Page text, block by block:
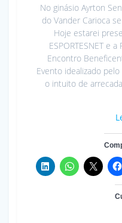
No ginásio Ayrton
do Vander Carioca
Hoje estarei
ESPORTESNET e a
Encontro
Evento idealizado
o intuito de